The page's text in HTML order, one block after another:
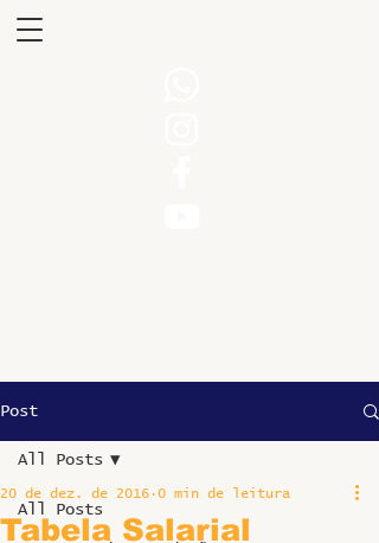
Post
All Posts
All Posts
Tabela Salarial
20 de dez. de 2016 0 min de leitura